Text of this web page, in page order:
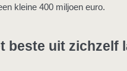
kleine 400 miljoen euro.
beste uit zichzelf